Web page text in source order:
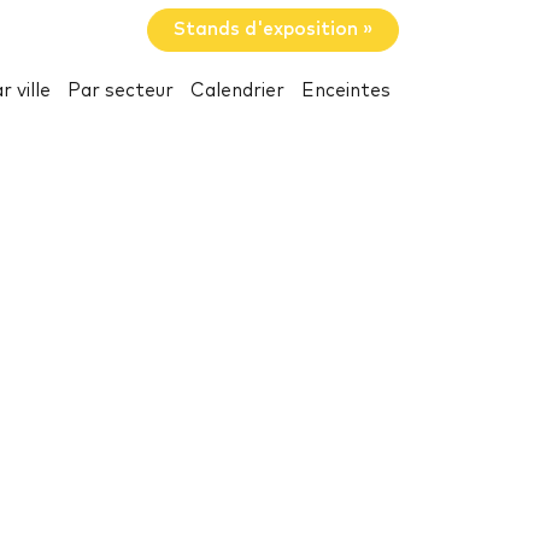
Stands d'exposition »
ville Par secteur Calendrier Enceintes